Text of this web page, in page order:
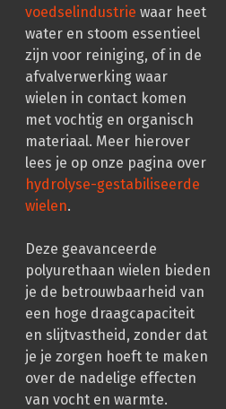
voedselindustrie waar heet
water en stoom essentieel
zijn voor reiniging, of in de
afvalverwerking waar
wielen in contact komen
met vochtig en organisch
materiaal. Meer hierover
lees je op onze pagina over
hydrolyse-gestabiliseerde
wielen.
Deze geavanceerde
polyurethaan wielen bieden
je de betrouwbaarheid van
een hoge draagcapaciteit
en slijtvastheid, zonder dat
je je zorgen hoeft te maken
over de nadelige effecten
van vocht en warmte.